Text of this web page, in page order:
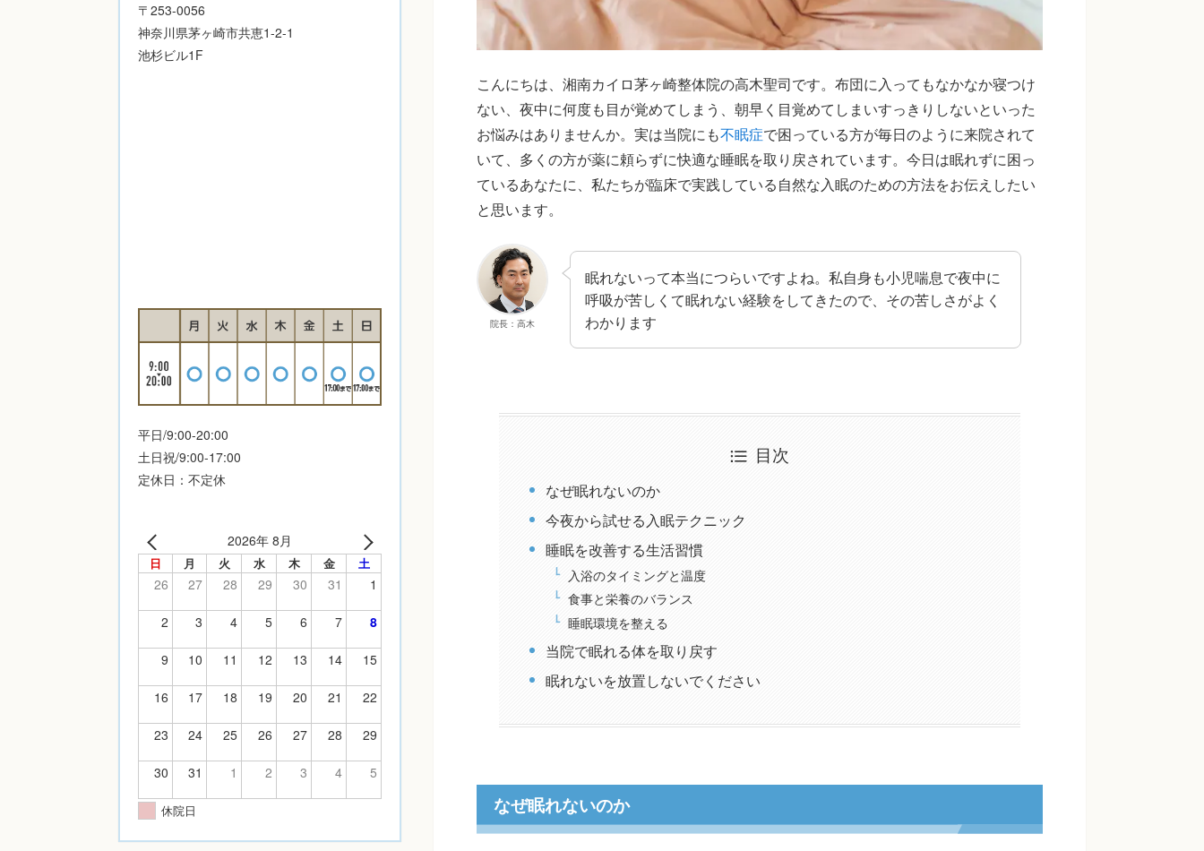
こんにちは、湘南カイロ茅ヶ崎整体院の高木聖司です。布団に入ってもなかなか寝つけ
ない、夜中に何度も目が覚めてしまう、朝早く目覚めてしまいすっきりしないといった
お悩みはありませんか。実は当院にも不眠症で困っている方が毎日のように来院されて
いて、多くの方が薬に頼らずに快適な睡眠を取り戻されています。今日は眠れずに困っ
ているあなたに、私たちが臨床で実践している自然な入眠のための方法をお伝えしたい
と思います。
院長：高木
眠れないって本当につらいですよね。私自身も小児喘息で夜中に
呼吸が苦しくて眠れない経験をしてきたので、その苦しさがよく
わかります
目次
なぜ眠れないのか
今夜から試せる入眠テクニック
睡眠を改善する生活習慣
入浴のタイミングと温度
食事と栄養のバランス
睡眠環境を整える
当院で眠れる体を取り戻す
眠れないを放置しないでください
なぜ眠れないのか
〒253-0056
神奈川県茅ヶ崎市共恵1-2-1
池杉ビル1F
平日/9:00-20:00
土日祝/9:00-17:00
定休日：不定休
2026年 8月
日 月 火 水 木 金 土
26 27 28 29 30 31 1
2 3 4 5 6 7 8
9 10 11 12 13 14 15
16 17 18 19 20 21 22
23 24 25 26 27 28 29
30 31 1 2 3 4 5
休院日